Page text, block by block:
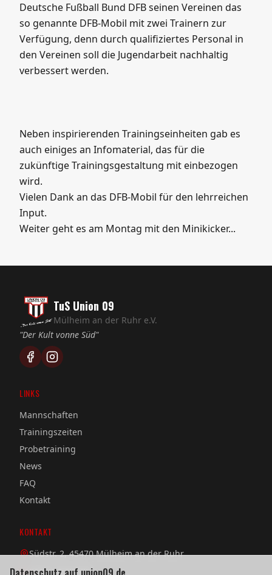
Deutsche Fußball Bund DFB seinen Vereinen das
so genannte DFB-Mobil mit zwei Trainern zur
Verfügung, denn durch qualifiziertes Personal in
den Vereinen soll die Jugendarbeit nachhaltig
verbessert werden.
Neben inspirierenden Trainingseinheiten gab es
auch einiges an Infomaterial, das für die
zukünftige Trainingsgestaltung mit einbezogen
wird.
Vielen Dank an das DFB-Mobil für den lehrreichen
Input.
Weiter geht es am Montag mit den Minikicker...
TuS Union 09
Mülheim an der Ruhr e.V.
"Der Kult vonne Süd"
LINKS
Mannschaften
Trainingszeiten
Probetraining
News
FAQ
Kontakt
KONTAKT
Südstr. 2, 45470 Mülheim an der Ruhr